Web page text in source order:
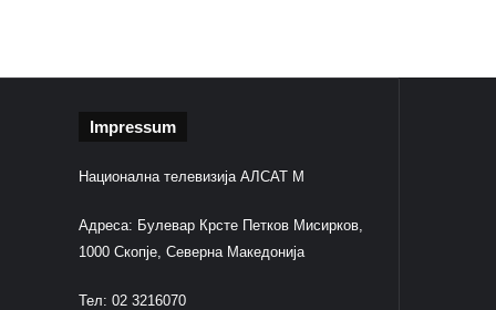
Impressum
Национална телевизија АЛСАТ М
Адреса: Булевар Крсте Петков Мисирков,
1000 Скопје, Северна Македонија
Тел: 02 3216070